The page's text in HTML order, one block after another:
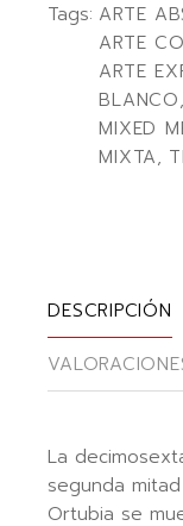
Tags: ARTE
ARTE
ARTE
BLANCO,
MIXED
MIXTA,
DESCRIPCIÓN
La
segunda
Ortubia se